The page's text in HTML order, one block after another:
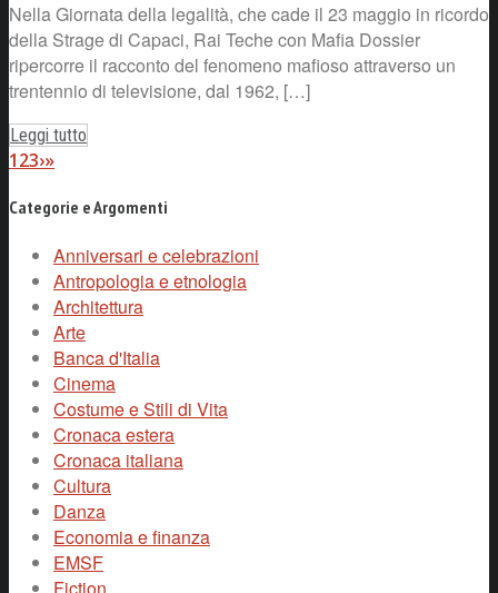
Nella Giornata della legalità, che cade il 23 maggio in ricordo
della Strage di Capaci, Rai Teche con Mafia Dossier
ripercorre il racconto del fenomeno mafioso attraverso un
trentennio di televisione, dal 1962, […]
Leggi tutto
123›»
Categorie e Argomenti
Anniversari e celebrazioni
Antropologia e etnologia
Architettura
Arte
Banca d'Italia
Cinema
Costume e Stili di Vita
Cronaca estera
Cronaca italiana
Cultura
Danza
Economia e finanza
EMSF
Fiction